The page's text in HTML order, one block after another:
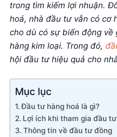
trong tìm kiếm lợi nhuận.
hoá, nhà đầu tư vẫn có cơ
cho dù có sự biến động về
hàng kim loại. Trong đó,
hội đầu tư hiệu quả cho
Mục lục
Đầu tư hàng hoá là gì?
Lợi ích khi tham gia đầu
Thông tin về đầu tư đồng